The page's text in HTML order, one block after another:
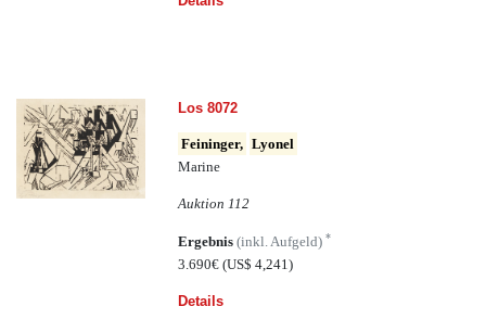
Los 8072
Feininger, Lyonel
Marine
Auktion 112
Ergebnis(inkl. Aufgeld)*
3.690€(US$ 4,241)
Details